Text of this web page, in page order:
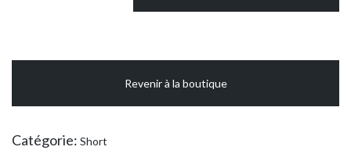
(Vêtement
autorisé
Revenir à la boutique
Catégorie: Short